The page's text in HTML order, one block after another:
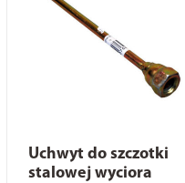
Uchwyt do szczotki
stalowej wyciora